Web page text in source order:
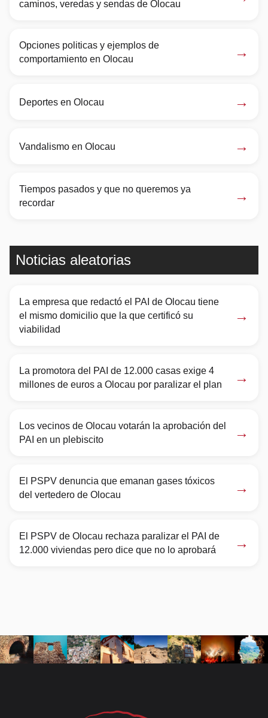
caminos, veredas y sendas de Olocau
Opciones politicas y ejemplos de
comportamiento en Olocau
→
Deportes en Olocau →
Vandalismo en Olocau →
Tiempos pasados y que no queremos ya
recordar
→
Noticias aleatorias
La empresa que redactó el PAI de Olocau tiene
el mismo domicilio que la que certificó su
viabilidad
→
La promotora del PAI de 12.000 casas exige 4
millones de euros a Olocau por paralizar el plan
→
Los vecinos de Olocau votarán la aprobación del
PAI en un plebiscito
→
El PSPV denuncia que emanan gases tóxicos
del vertedero de Olocau
→
El PSPV de Olocau rechaza paralizar el PAI de
12.000 viviendas pero dice que no lo aprobará
→